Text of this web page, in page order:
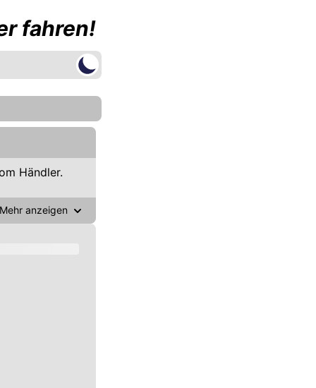
fahren!
Händler.
Mehr anzeigen